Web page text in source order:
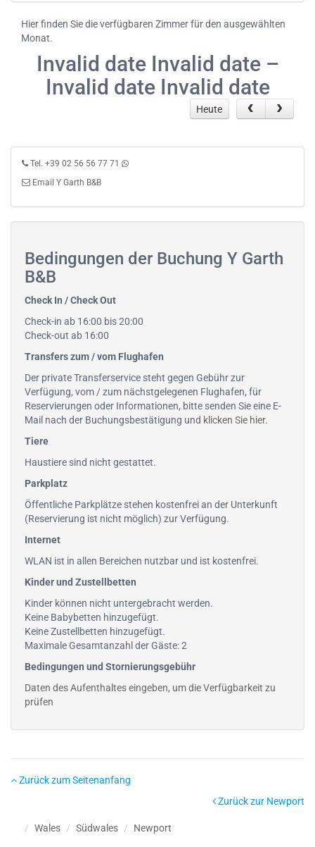
Hier finden Sie die verfügbaren Zimmer für den ausgewählten
Monat.
Invalid date Invalid date –
Invalid date Invalid date
Heute
Tel. +39 02 56 56 77 71
Email Y Garth B&B
Bedingungen der Buchung Y Garth
B&B
Check In / Check Out
Check-in ab 16:00 bis 20:00
Check-out ab 16:00
Transfers zum / vom Flughafen
Der private Transferservice steht gegen Gebühr zur
Verfügung, vom / zum nächstgelegenen Flughafen, für
Reservierungen oder Informationen, bitte senden Sie eine E-
Mail nach der Buchungsbestätigung und klicken Sie hier.
Tiere
Haustiere sind nicht gestattet.
Parkplatz
Öffentliche Parkplätze stehen kostenfrei an der Unterkunft
(Reservierung ist nicht möglich) zur Verfügung.
Internet
WLAN ist in allen Bereichen nutzbar und ist kostenfrei.
Kinder und Zustellbetten
Kinder können nicht untergebracht werden.
Keine Babybetten hinzugefügt.
Keine Zustellbetten hinzugefügt.
Maximale Gesamtanzahl der Gäste: 2
Bedingungen und Stornierungsgebühr
Daten des Aufenthaltes eingeben, um die Verfügbarkeit zu
prüfen
Zurück zum Seitenanfang
Zurück zur Newport
Wales Südwales Newport